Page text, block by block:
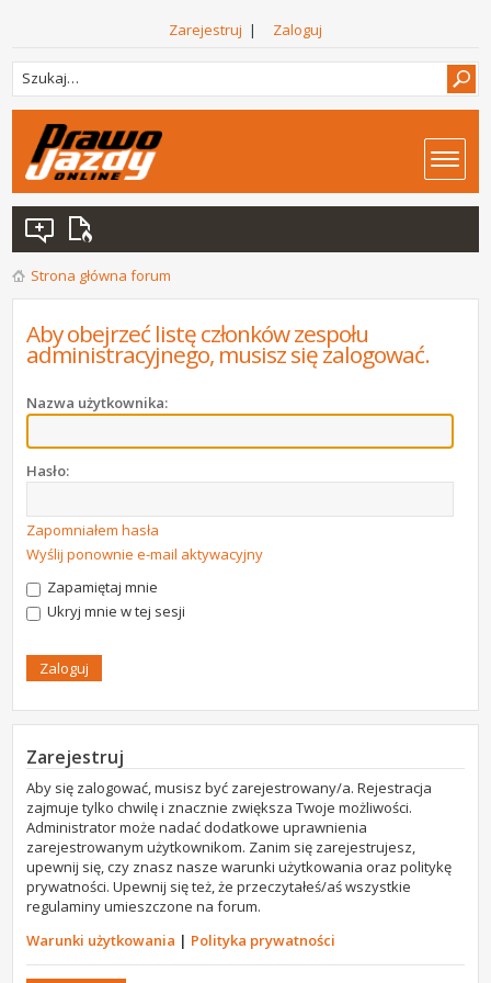
Zarejestruj | Zaloguj
Strona główna forum
Aby obejrzeć listę członków zespołu
administracyjnego, musisz się zalogować.
Nazwa użytkownika:
Hasło:
Zapomniałem hasła
Wyślij ponownie e-mail aktywacyjny
Zapamiętaj mnie
Ukryj mnie w tej sesji
Zarejestruj
Aby się zalogować, musisz być zarejestrowany/a. Rejestracja
zajmuje tylko chwilę i znacznie zwiększa Twoje możliwości.
Administrator może nadać dodatkowe uprawnienia
zarejestrowanym użytkownikom. Zanim się zarejestrujesz,
upewnij się, czy znasz nasze warunki użytkowania oraz politykę
prywatności. Upewnij się też, że przeczytałeś/aś wszystkie
regulaminy umieszczone na forum.
Warunki użytkowania | Polityka prywatności